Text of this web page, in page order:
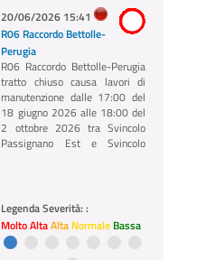
20/06/2026 15:41
R06 Raccordo Bettolle-
Perugia
R06 Raccordo Bettolle-Perugia
tratto chiuso causa lavori di
manutenzione dalle 17:00 del
18 giugno 2026 alle 18:00 del
2 ottobre 2026 tra Svincolo
Passignano Est e Svincolo
A35 BreBeMi
A35 BreBeMi chiusura
notturna, tratto chiuso causa
Legenda Severità: :
Molto AltaAlta Normale Bassa